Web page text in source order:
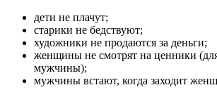
дети не плачут;
старики не бедствуют;
художники не продаются за деньги;
женщины не смотрят на ценники
мужчины);
мужчины встают, когда заходит